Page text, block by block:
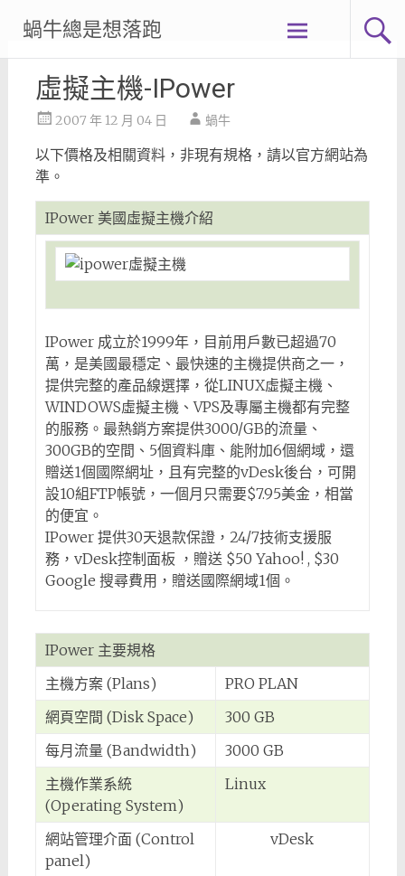
content
蝸牛總是想落跑
虛擬主機-IPower
2007 年 12 月 04 日 蝸牛
以下價格及相關資料，非現有規格，請以官方網站為
準。
IPower 美國虛擬主機介紹
IPower 成立於1999年，目前用戶數已超過70
萬，是美國最穩定、最快速的主機提供商之一，
提供完整的產品線選擇，從LINUX虛擬主機、
WINDOWS虛擬主機、VPS及專屬主機都有完整
的服務。最熱銷方案提供3000/GB的流量、
300GB的空間、5個資料庫、能附加6個網域，還
贈送1個國際網址，且有完整的vDesk後台，可開
設10組FTP帳號，一個月只需要$7.95美金，相當
的便宜。
IPower 提供30天退款保證，24/7技術支援服
務，vDesk控制面板 ，贈送 $50 Yahoo! , $30
Google 搜尋費用，贈送國際網域1個。
IPower 主要規格
主機方案 (Plans)
PRO PLAN
網頁空間 (Disk Space)
300 GB
每月流量 (Bandwidth)
3000 GB
主機作業系統
(Operating System)
Linux
網站管理介面 (Control
panel)
vDesk